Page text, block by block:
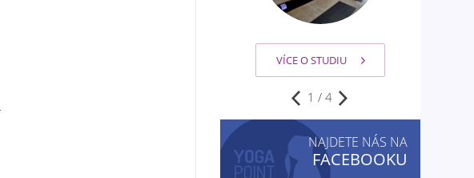
VÍCE O STUDIU
VÍCE O STUDIU
1 / 4
NAJDETE NÁS NA
FACEBOOKU